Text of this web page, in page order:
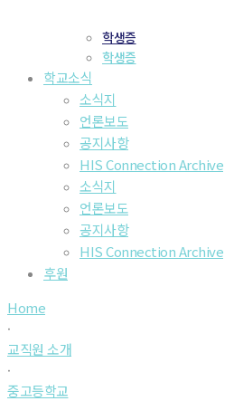
학생증
학생증
학교소식
소식지
언론보도
공지사항
HIS Connection Archive
소식지
언론보도
공지사항
HIS Connection Archive
후원
Home
·
교직원 소개
·
중고등학교